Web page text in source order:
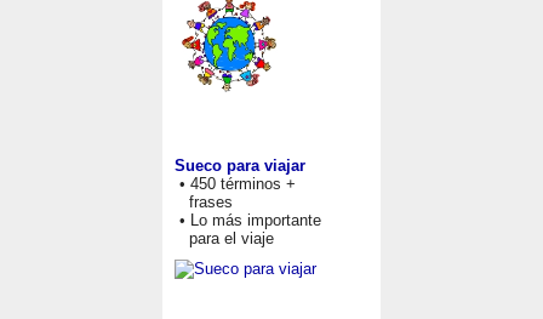
Sueco para viajar
• 450 términos +
frases
• Lo más importante
para el viaje